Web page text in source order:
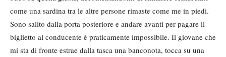
come una sardina tra le altre persone rimaste come me in piedi.
Sono salito dalla porta posteriore e andare avanti per pagare il
biglietto al conducente è praticamente impossibile. Il giovane che
mi sta di fronte estrae dalla tasca una banconota, tocca su una